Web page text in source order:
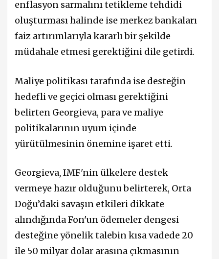
enflasyon sarmalını tetikleme tehdidi
oluşturması halinde ise merkez bankaları
faiz artırımlarıyla kararlı bir şekilde
müdahale etmesi gerektiğini dile getirdi.
Maliye politikası tarafında ise desteğin
hedefli ve geçici olması gerektiğini
belirten Georgieva, para ve maliye
politikalarının uyum içinde
yürütülmesinin önemine işaret etti.
Georgieva, IMF'nin ülkelere destek
vermeye hazır olduğunu belirterek, Orta
Doğu’daki savaşın etkileri dikkate
alındığında Fon'un ödemeler dengesi
desteğine yönelik talebin kısa vadede 20
ile 50 milyar dolar arasına çıkmasının